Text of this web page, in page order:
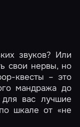
звуков? Или
свои нервы, но
квесты – это
мандража до
вас лучшие
шкале от «не